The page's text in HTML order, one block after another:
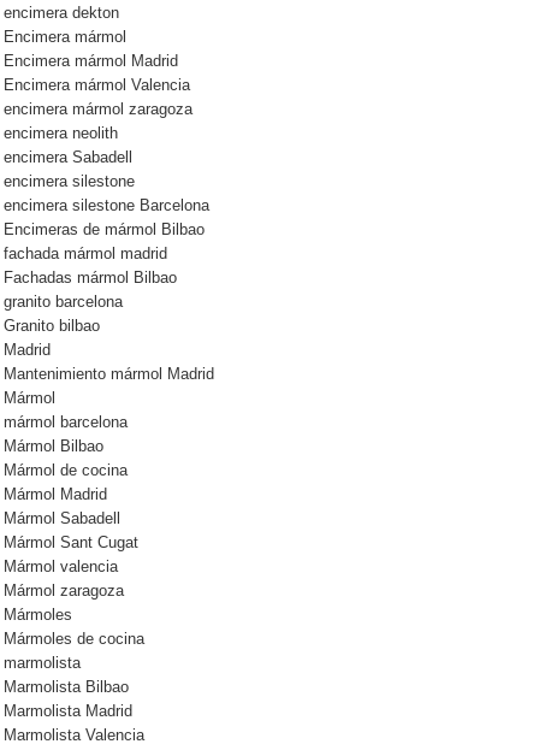
encimera dekton
Encimera mármol
Encimera mármol Madrid
Encimera mármol Valencia
encimera mármol zaragoza
encimera neolith
encimera Sabadell
encimera silestone
encimera silestone Barcelona
Encimeras de mármol Bilbao
fachada mármol madrid
Fachadas mármol Bilbao
granito barcelona
Granito bilbao
Madrid
Mantenimiento mármol Madrid
Mármol
mármol barcelona
Mármol Bilbao
Mármol de cocina
Mármol Madrid
Mármol Sabadell
Mármol Sant Cugat
Mármol valencia
Mármol zaragoza
Mármoles
Mármoles de cocina
marmolista
Marmolista Bilbao
Marmolista Madrid
Marmolista Valencia